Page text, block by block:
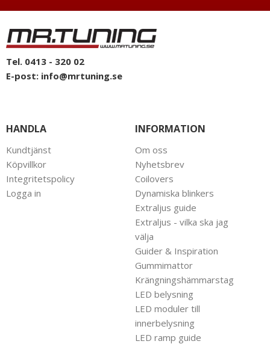
Tel. 0413 - 320 02
E-post: info@mrtuning.se
HANDLA
Kundtjänst
Köpvillkor
Integritetspolicy
Logga in
INFORMATION
Om oss
Nyhetsbrev
Coilovers
Dynamiska blinkers
Extraljus guide
Extraljus - vilka ska jag
välja
Guider & Inspiration
Gummimattor
Krängningshämmarstag
LED belysning
LED moduler till
innerbelysning
LED ramp guide